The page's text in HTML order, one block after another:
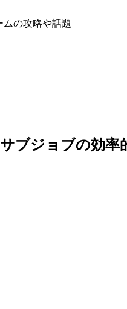
ムの攻略や話題
ブジョブの効率